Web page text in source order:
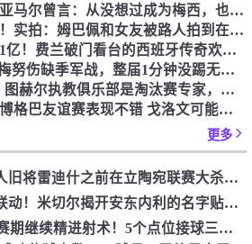
[阿根廷]无意复刻！亚马尔曾言：从没想过成为梅西，也不会穿他
[足球]迈阿密真好玩！实拍：姆巴佩和女友被路人拍到在夜店狂欢
[精彩资讯]仿佛错过1亿！费兰破门看台的西班牙传奇欢呼，拉莫
【集锦】0次出场！梅努伤缺季军战，整届1分钟没踢无缘世界杯首
【值得一看】记者：图赫尔执教俱乐部是淘汰赛专家，但在真正压力
[你怎么看？]队报：博格巴友谊赛表现不错 戈洛文可能加盟沙特
更多
【视频】鬼哥！湖人旧将雷迪什之前在立陶宛联赛大杀四方
【今日视频】梦幻联动！米切尔揭开安东内利的名字贴纸！
[有道理嘛?]华子休赛期继续精进射术！5个点位接球三分全部命